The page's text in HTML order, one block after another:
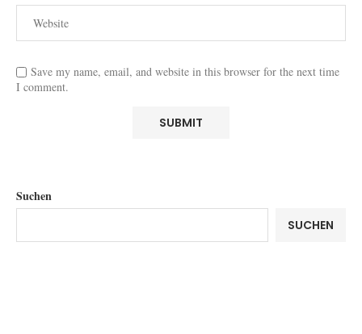
Save my name, email, and website in this browser for the next time
I comment.
Suchen
SUCHEN